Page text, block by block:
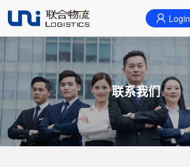
Login
主营业务
联系我们
首页
关于我们
联系我们